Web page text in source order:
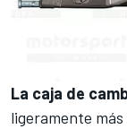
La caja de
ligeramente